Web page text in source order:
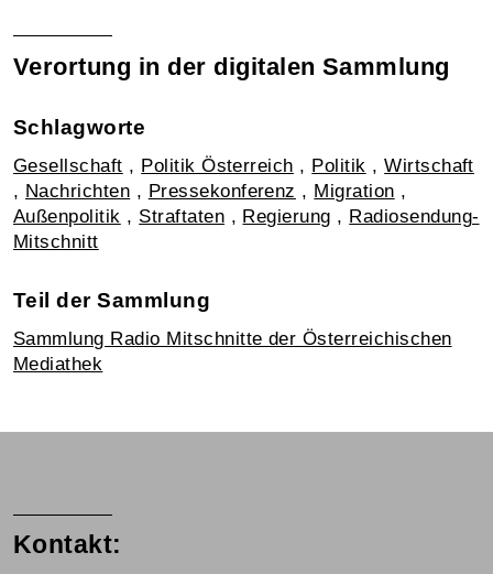
Verortung in der digitalen Sammlung
Schlagworte
Gesellschaft , Politik Österreich , Politik ,Wirtschaft
, Nachrichten , Pressekonferenz , Migration ,
Außenpolitik , Straftaten , Regierung , Radiosendung-
Mitschnitt
Teil der Sammlung
Sammlung Radio Mitschnitte der Österreichischen
Mediathek
Kontakt: